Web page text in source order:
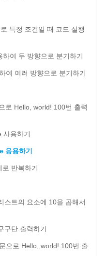
특정 조건일 때 코드 실행
여 두 방향으로 분기하기
여 여러 방향으로 분기하기
로 Hello, world! 100번 출력
사용하기
응용하기
반복하기
스트의 요소에 10을 곱해서
구단 출력하기
으로 Hello, world! 100번 출